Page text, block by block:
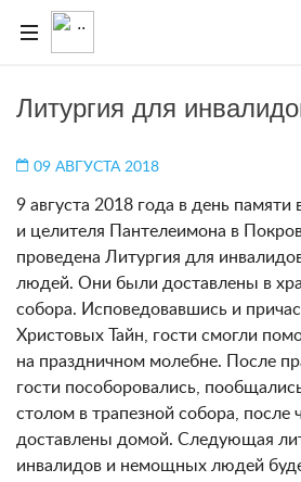
Литургия для
09 АВГУСТА 2018
9 августа 2018 года в день памяти
и целителя Пантелеимона в
проведена Литургия для
людей. Они были доставлены в
собора. Исповедовавшись и
Христовых Тайн, гости смогли
на праздничном молебне. После
гости пособоровались,
столом в трапезной собора, после
доставлены домой. Следующая
инвалидов и немощных людей